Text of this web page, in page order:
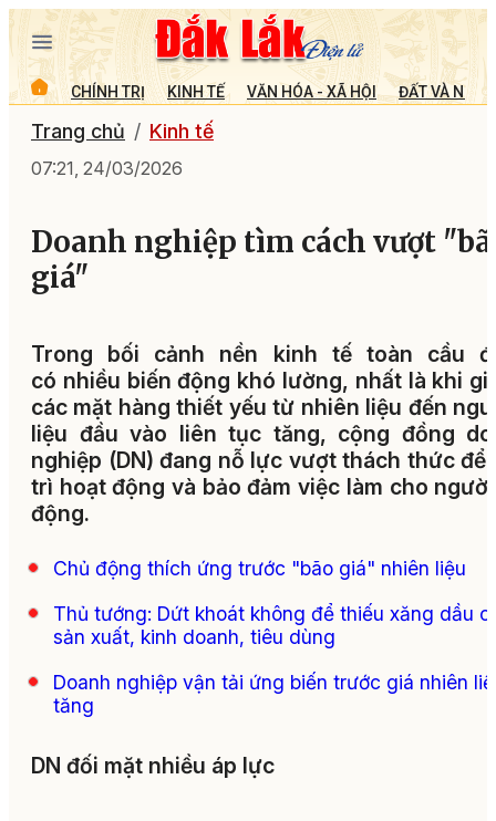
CHÍNH TRỊ KINH TẾ VĂN HÓA - XÃ HỘI ĐẤT VÀ
Trang chủ Kinh tế
07:21, 24/03/2026
Doanh nghiệp tìm cách vượt
giá"
Trong bối cảnh nền kinh tế toàn cầu
có nhiều biến động khó lường, nhất là khi
các mặt hàng thiết yếu từ nhiên liệu đến
liệu đầu vào liên tục tăng, cộng đồng
nghiệp (DN) đang nỗ lực vượt thách thức để
trì hoạt động và bảo đảm việc làm cho
động.
Chủ động thích ứng trước "bão giá" nhiên liệu
Thủ tướng: Dứt khoát không để thiếu xăng dầu
sản xuất, kinh doanh, tiêu dùng
Doanh nghiệp vận tải ứng biến trước giá nhiên
tăng
DN đối mặt nhiều áp lực